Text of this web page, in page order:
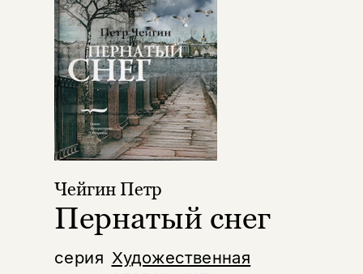
серия Художественная
Чейгин Петр
Пернатый снег